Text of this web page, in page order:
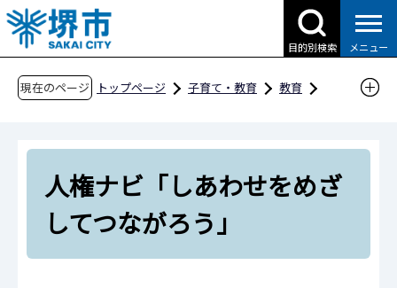
こ
の
ペ
目的別検索 メニュー
現在のページ トップページ 子育て・教育
教育
人権教育の推進
人権ナビ「しあわせをめざしてつながろう」
人権ナビ「しあわせをめざ
してつながろう」